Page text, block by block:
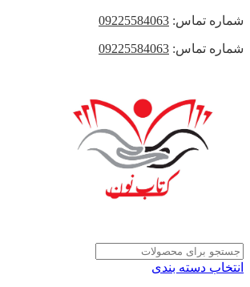
شماره تماس: 09225584063
شماره تماس: 09225584063
انتخاب دسته بندی